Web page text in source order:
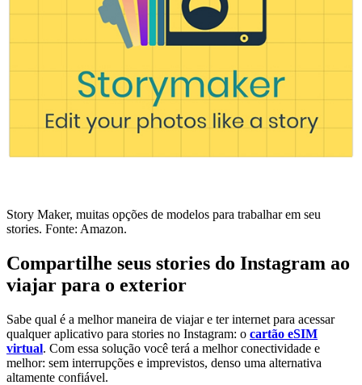
Story Maker, muitas opções de modelos para trabalhar em seu
stories. Fonte: Amazon.
Compartilhe seus stories do Instagram ao
viajar para o exterior
Sabe qual é a melhor maneira de viajar e ter internet para acessar
qualquer aplicativo para stories no Instagram: o cartão eSIM
virtual. Com essa solução você terá a melhor conectividade e
melhor: sem interrupções e imprevistos, denso uma alternativa
altamente confiável.